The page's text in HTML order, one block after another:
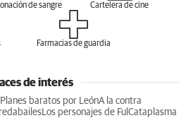
de sangre Cartelera de cine
Farmacias de guardia
de interés
Planes baratos por LeónA la contra
Los personajes de Ful Cataplasma